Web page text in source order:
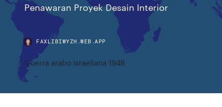
Penawaran Proyek Desain Interior
FAXLIBIWYZH.WEB.APP
Guerra arabo israeliana 1948